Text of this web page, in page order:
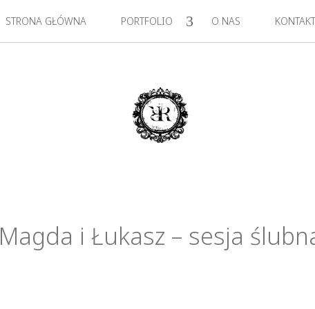
STRONA GŁÓWNA PORTFOLIO O NAS KONTAKT
Magda i Łukasz – sesja